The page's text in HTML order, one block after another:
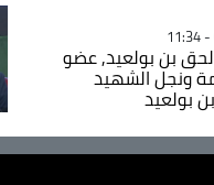
بن بولعيد, عضو
ونجل الشهيد
بولعيد